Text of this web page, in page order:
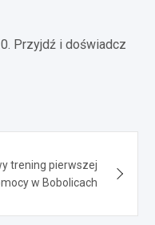
Przyjdź i doświadcz
trening pierwszej
w Bobolicach